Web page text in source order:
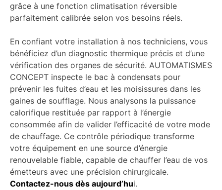
grâce à une fonction climatisation réversible
parfaitement calibrée selon vos besoins réels.
En confiant votre installation à nos techniciens, vous
bénéficiez d’un diagnostic thermique précis et d’une
vérification des organes de sécurité. AUTOMATISMES
CONCEPT inspecte le bac à condensats pour
prévenir les fuites d’eau et les moisissures dans les
gaines de soufflage. Nous analysons la puissance
calorifique restituée par rapport à l’énergie
consommée afin de valider l’efficacité de votre mode
de chauffage. Ce contrôle périodique transforme
votre équipement en une source d’énergie
renouvelable fiable, capable de chauffer l’eau de vos
émetteurs avec une précision chirurgicale.
Contactez-nous dès aujourd’hui.